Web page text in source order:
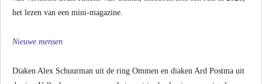
het lezen van een mini-magazine.
Nieuwe mensen
Diaken Alex Schuurman uit de ring Ommen en diaken Ard Postma uit